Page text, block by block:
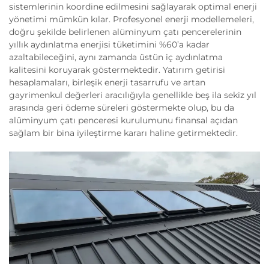
sistemlerinin koordine edilmesini sağlayarak optimal enerji
yönetimi mümkün kılar. Profesyonel enerji modellemeleri,
doğru şekilde belirlenen alüminyum çatı pencerelerinin
yıllık aydınlatma enerjisi tüketimini %60’a kadar
azaltabileceğini, aynı zamanda üstün iç aydınlatma
kalitesini koruyarak göstermektedir. Yatırım getirisi
hesaplamaları, birleşik enerji tasarrufu ve artan
gayrimenkul değerleri aracılığıyla genellikle beş ila sekiz yıl
arasında geri ödeme süreleri göstermekte olup, bu da
alüminyum çatı penceresi kurulumunu finansal açıdan
sağlam bir bina iyileştirme kararı haline getirmektedir.